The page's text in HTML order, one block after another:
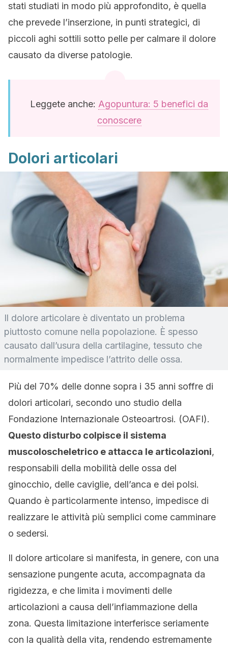
stati studiati in modo più approfondito, è quella
che prevede l’inserzione, in punti strategici, di
piccoli aghi sottili sotto pelle per calmare il dolore
causato da diverse patologie.
Leggete anche: Agopuntura: 5 benefici da
conoscere
Dolori articolari
Il dolore articolare è diventato un problema
piuttosto comune nella popolazione. È spesso
causato dall’usura della cartilagine, tessuto che
normalmente impedisce l’attrito delle ossa.
Più del 70% delle donne sopra i 35 anni soffre di
dolori articolari, secondo uno studio della
Fondazione Internazionale Osteoartrosi. (OAFI).
Questo disturbo colpisce il sistema
muscoloscheletrico e attacca le articolazioni,
responsabili della mobilità delle ossa del
ginocchio, delle caviglie, dell’anca e dei polsi.
Quando è particolarmente intenso, impedisce di
realizzare le attività più semplici come camminare
o sedersi.
Il dolore articolare si manifesta, in genere, con una
sensazione pungente acuta, accompagnata da
rigidezza, e che limita i movimenti delle
articolazioni a causa dell’infiammazione della
zona. Questa limitazione interferisce seriamente
con la qualità della vita, rendendo estremamente